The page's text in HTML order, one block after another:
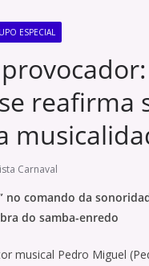
ESPECIAL
reafirma
Carnaval
no comando da
do samba-enredo
musical Pedro Miguel